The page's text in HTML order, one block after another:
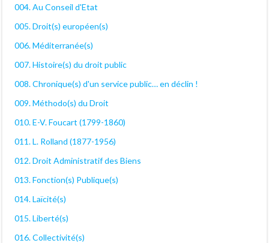
004. Au Conseil d'Etat
005. Droit(s) européen(s)
006. Méditerranée(s)
007. Histoire(s) du droit public
008. Chronique(s) d'un service public… en déclin !
009. Méthodo(s) du Droit
010. E-V. Foucart (1799-1860)
011. L. Rolland (1877-1956)
012. Droit Administratif des Biens
013. Fonction(s) Publique(s)
014. Laïcité(s)
015. Liberté(s)
016. Collectivité(s)